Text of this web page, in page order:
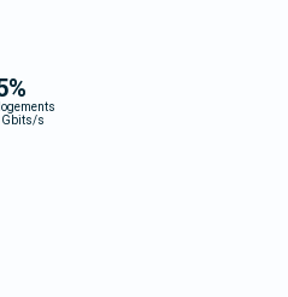
%
Gbits/s